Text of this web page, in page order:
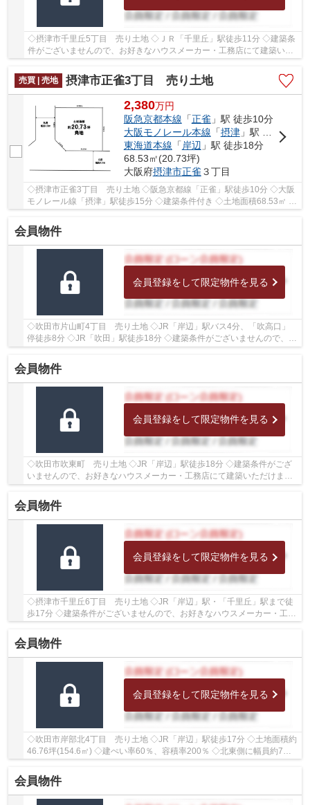
◇摂津市千里丘5丁目 売り土地 ◇ＪＲ「千里丘」駅徒歩11分 ◇建築条
件がございませんので、お好きなハウスメーカー・工務店にて建築いた
だけます ◇土地面積71.7㎡ ◇建ぺい率60％、容積...
売買 | 売地
摂津市正雀3丁目 売り土地
2,380万円
阪急京都本線 「正雀 」駅 徒歩10分
大阪モノレール本線 「摂津」駅 徒歩16分
東海道本線 「 岸辺 」駅 徒歩18分
68.53㎡(20.73坪)
大阪府摂津市正雀 ３丁目
◇摂津市正雀3丁目 売り土地 ◇阪急京都線「正雀」駅徒歩10分 ◇大阪
モノレール線「摂津」駅徒歩15分 ◇建築条件付き ◇土地面積68.53㎡ ◇
建蔽率60％、容積率200％ ◇南東側に幅員約4.5ｍの...
会員物件
会員登録をして限定物件を見る
◇吹田市片山町4丁目 売り土地 ◇JR「岸辺」駅バス4分、「吹高口」
停徒歩8分 ◇JR「吹田」駅徒歩18分 ◇建築条件がございませんので、お
好きなハウスメーカー・工務店にて建築いただけま...
会員物件
会員登録をして限定物件を見る
◇吹田市吹東町 売り土地 ◇JR「岸辺」駅徒歩18分 ◇建築条件がござ
いませんので、お好きなハウスメーカー・工務店にて建築いただけます
◇土地面積66.62㎡ ◇建ぺい率60％、容積率160％ ◇...
会員物件
会員登録をして限定物件を見る
◇摂津市千里丘6丁目 売り土地 ◇JR「岸辺」駅・「千里丘」駅まで徒
歩17分 ◇建築条件がございませんので、お好きなハウスメーカー・工務
会員物件
会員登録をして限定物件を見る
◇吹田市岸部北4丁目 売り土地 ◇JR「岸辺」駅徒歩17分 ◇土地面積約
46.76坪(154.6㎡) ◇建ぺい率60％、容積率200％ ◇北東側に幅員約7ｍ
会員物件